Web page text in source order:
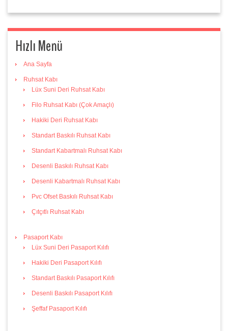
Hızlı Menü
Ana Sayfa
Ruhsat Kabı
Lüx Suni Deri Ruhsat Kabı
Filo Ruhsat Kabı (Çok Amaçlı)
Hakiki Deri Ruhsat Kabı
Standart Baskılı Ruhsat Kabı
Standart Kabartmalı Ruhsat Kabı
Desenli Baskılı Ruhsat Kabı
Desenli Kabartmalı Ruhsat Kabı
Pvc Ofset Baskılı Ruhsat Kabı
Çıtçıtlı Ruhsat Kabı
Pasaport Kabı
Lüx Suni Deri Pasaport Kılıfı
Hakiki Deri Pasaport Kılıfı
Standart Baskılı Pasaport Kılıfı
Desenli Baskılı Pasaport Kılıfı
Şeffaf Pasaport Kılıfı